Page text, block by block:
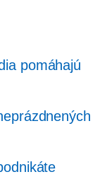
pomáhajú